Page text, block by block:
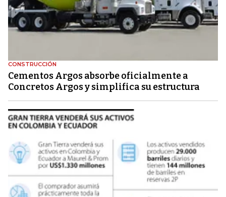
CONSTRUCCIÓN
Cementos Argos absorbe oficialmente a
Concretos Argos y simplifica su estructura